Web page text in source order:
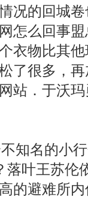
况的回城
怎么回事
衣物比其
了很多，
站．于沃
知名的小
叶王苏伦
的避难所